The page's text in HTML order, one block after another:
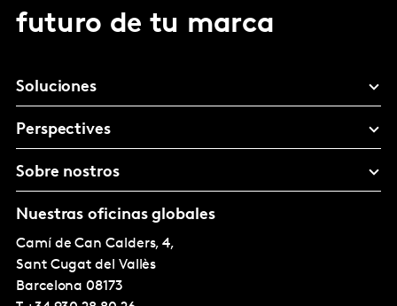
futuro de tu marca
Soluciones
Perspectives
Sobre nostros
Nuestras oficinas globales
Camí de Can Calders, 4,
Sant Cugat del Vallès
Barcelona 08173